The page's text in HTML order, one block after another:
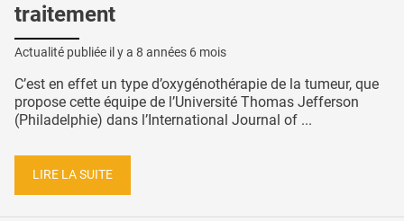
traitement
Actualité publiée il y a 8 années 6 mois
C’est en effet un type d’oxygénothérapie de la tumeur, que
propose cette équipe de l’Université Thomas Jefferson
(Philadelphie) dans l’International Journal of ...
LIRE LA SUITE